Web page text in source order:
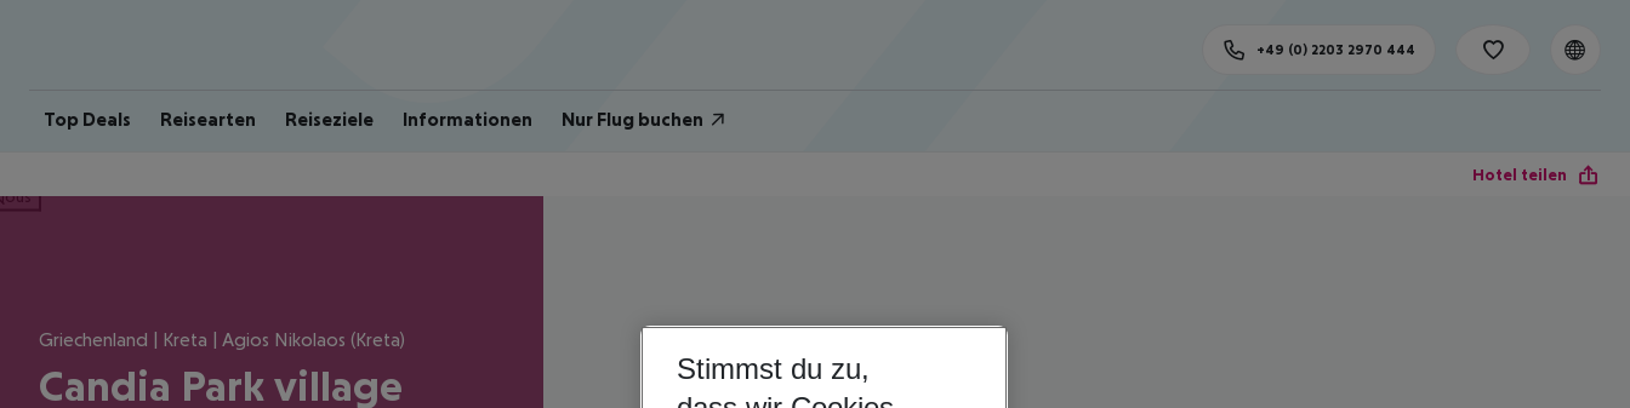
Top Deals Reisearten Reiseziele Informationen Nur Flug buchen
+49 (0) 2203 2970 444
Hotel teilen
Griechenland | Kreta | Agios Nikolaos (Kreta)
Candia Park village
Stimmst du zu,